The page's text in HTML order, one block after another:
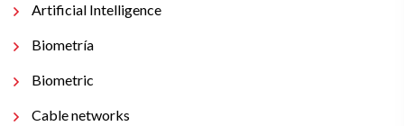
Artificial Intelligence
Biometría
Biometric
Cable networks